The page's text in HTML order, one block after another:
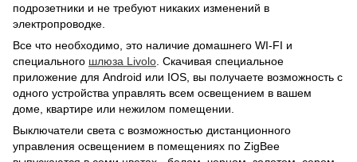
подрозетники и не требуют никаких изменений в
электропроводке.
Все что необходимо, это наличие домашнего WI-FI и
специального шлюза Livolo. Скачивая специальное
приложение для Android или IOS, вы получаете возможность с
одного устройства управлять всем освещением в вашем
доме, квартире или нежилом помещении.
Выключатели света с возможностью дистанционного
управления освещением в помещениях по ZigBee